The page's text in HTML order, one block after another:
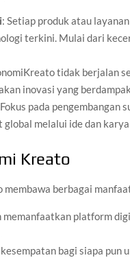
: Setiap produk atau
terkini. Mulai dari
tidak berjalan
inovasi yang berdampak
pada pengembangan
melalui ide dan karya
Kreato
berbagai
memanfaatkan platform
bagi siapa